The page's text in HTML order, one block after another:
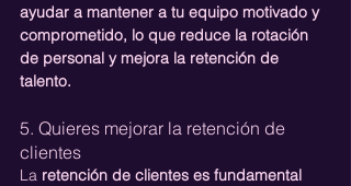
ayudar a mantener a tu equipo motivado y
comprometido, lo que reduce la rotación
de personal y mejora la retención de
talento.
5. Quieres mejorar la retención de
clientes
La retención de clientes es fundamental